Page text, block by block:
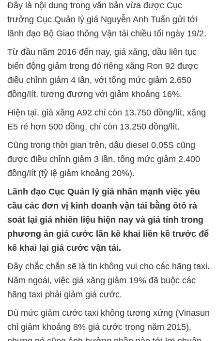
Đây là nội dung trong văn bản vừa được Cục
trưởng Cục Quản lý giá Nguyễn Anh Tuấn gửi tới
lãnh đạo Bộ Giao thông Vận tải chiều tối ngày 19/2.
Từ đầu năm 2016 đến nay, giá xăng, dầu liên tục
biến động giảm trong đó riêng xăng Ron 92 được
điều chỉnh giảm 4 lần, với tổng mức giảm 2.650
đồng/lít, tương đương với giảm khoảng 16%.
Hiện tại, giá xăng A92 chỉ còn 13.750 đồng/lít, xăng
E5 rẻ hơn 500 đồng, chỉ còn 13.250 đồng/lít.
Cũng trong thời gian trên, dầu diesel 0,05S cũng
được điều chỉnh giảm 3 lần, tổng mức giảm 2.400
đồng/lít (tỷ lệ giảm khoảng 20%).
Lãnh đạo Cục Quản lý giá nhấn mạnh việc yêu
cầu các đơn vị kinh doanh vận tải bằng ôtô rà
soát lại giá nhiên liệu hiện nay và giá tính trong
phương án giá cước lần kê khai liền kề trước để
kê khai lại giá cước vận tải.
Đây chắc chắn sẽ là tin không vui cho các hãng taxi.
Năm ngoái, việc giá xăng giảm 19% đã buộc các
hãng taxi phải giảm giá cước.
Dù mức giảm cước taxi không tương xứng (Vinasun
chỉ giảm khoảng 8% giá cước trong năm 2015),